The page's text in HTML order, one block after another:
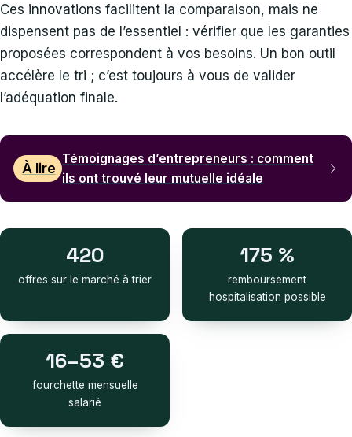
Ces innovations facilitent la comparaison, mais ne
dispensent pas de l’essentiel : vérifier que les garanties
proposées correspondent à vos besoins. Un bon outil
accélère le tri ; c’est toujours à vous de valider
l’adéquation finale.
À lire
Témoignages d’entrepreneurs : comment
ils ont trouvé leur mutuelle idéale
420
offres sur le marché à trier
175 %
remboursement
hospitalisation possible
16–53 €
fourchette mensuelle
salarié